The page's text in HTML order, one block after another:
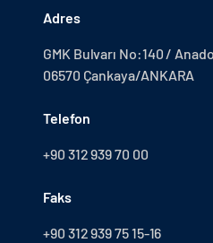
Adres
GMK Bulvarı No:140 /
06570 Çankaya/ANKARA
Telefon
+90 312 939 70 00
Faks
+90 312 939 75 15-16